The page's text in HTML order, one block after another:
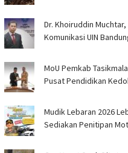
Dr. Khoiruddin
Komunikasi UIN
MoU Pemkab
Pusat Pendidikan
Mudik Lebaran 2026
Sediakan Penitipan